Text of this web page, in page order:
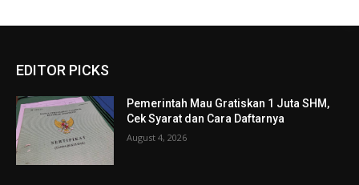
EDITOR PICKS
Pemerintah Mau Gratiskan 1 Juta SHM,
Cek Syarat dan Cara Daftarnya
August 4, 2026